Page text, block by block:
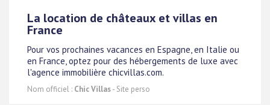
La location de châteaux et villas en
France
Pour vos prochaines vacances en Espagne, en Italie ou
en France, optez pour des hébergements de luxe avec
l'agence immobilière chicvillas.com.
Nom officiel : Chic Villas- Site perso